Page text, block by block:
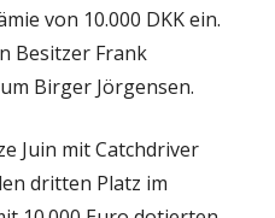
von 10.000 DKK ein.
Besitzer Frank
Birger Jörgensen.
Juin mit Catchdriver
dritten Platz im